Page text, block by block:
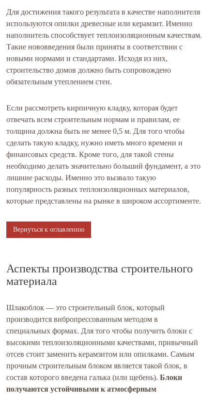
Для достижения такого результата в качестве наполнителя
используются опилки древесные или керамзит. Именно
наполнитель способствует теплоизоляционным качествам.
Такие нововведения были приняты в соответствии с
новыми нормами и стандартами. Исходя из них,
строительство домов должно быть сопровождено
обязательным утеплением стен.
Если рассмотреть кирпичную кладку, которая будет
отвечать всем строительным нормам и правилам, ее
толщина должна быть не менее 0,5 м. Для того чтобы
сделать такую кладку, нужно иметь много времени и
финансовых средств. Кроме того, для такой стены
необходимо делать значительно больший фундамент, а это
лишние расходы. Именно это вызвало такую
популярность разных теплоизоляционных материалов,
которые представлены на рынке в широком ассортименте.
Вернуться к оглавлению
Аспекты производства строительного
материала
Шлакоблок — это строительный блок, который
производится вибропрессованным методом в
специальных формах. Для того чтобы получить блоки с
высокими теплоизоляционными качествами, привычный
отсев стоит заменить керамзитом или опилками. Самым
прочным строительным блоком является такой блок, в
состав которого введена галька (или щебень).Блоки
получаются устойчивыми к атмосферным